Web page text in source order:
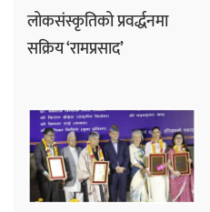
लोकसंस्कृतिको प्रवर्द्धनमा
सक्रिय ‘रामप्रसाद’